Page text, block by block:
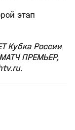
этап
Кубка России
ПРЕМЬЕР,